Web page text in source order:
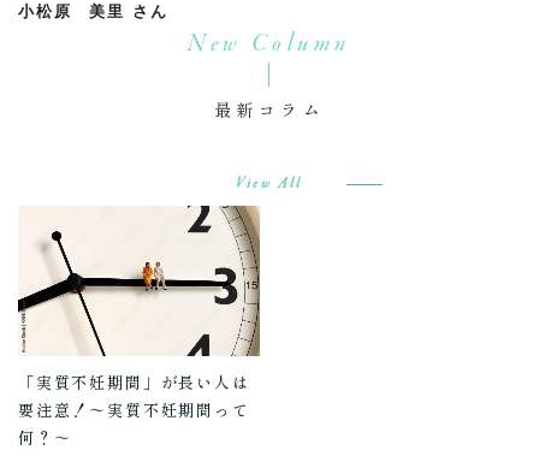
小松原 美里 さん
New Column
最新コラム
View All
「実質不妊期間」が長い人は
要注意！～実質不妊期間って
何？～